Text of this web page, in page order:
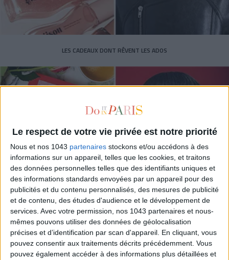
Le respect de votre vie privée est notre priorité
Nous et nos 1043 partenaires stockons et/ou accédons à des
informations sur un appareil, telles que les cookies, et traitons
des données personnelles telles que des identifiants uniques et
des informations standards envoyées par un appareil pour des
publicités et du contenu personnalisés, des mesures de publicité
et de contenu, des études d'audience et le développement de
services. Avec votre permission, nos 1043 partenaires et nous-
mêmes pouvons utiliser des données de géolocalisation
précises et d’identification par scan d'appareil. En cliquant, vous
pouvez consentir aux traitements décrits précédemment. Vous
pouvez également accéder à des informations plus détaillées et
LES CADEAUX DONT RÊVENT LES ADOS
15 CADEAUX DÉLICIEUSEMENT SNOBS À RAPPORTER DE PARIS